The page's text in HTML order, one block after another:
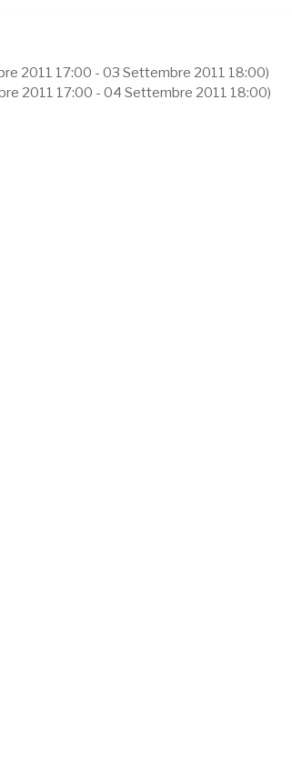
2011 17:00 - 03 Settembre 2011 18:00)
2011 17:00 - 04 Settembre 2011 18:00)